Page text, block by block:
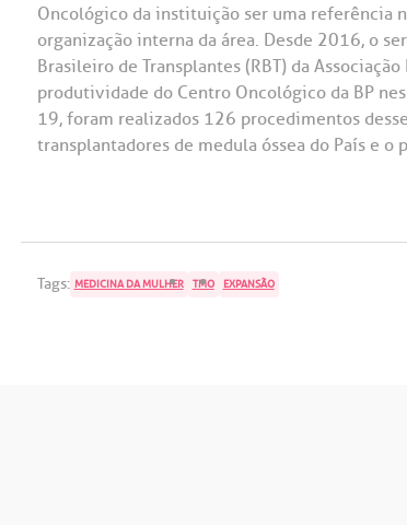
Oncológico da instituição ser uma referência
organização interna da área. Desde 2016, o
Brasileiro de Transplantes (RBT) da
produtividade do Centro Oncológico da BP
19, foram realizados 126 procedimentos
transplantadores de medula óssea do País e
Tags: MEDICINA DA MULHER TMO EXPANSÃO